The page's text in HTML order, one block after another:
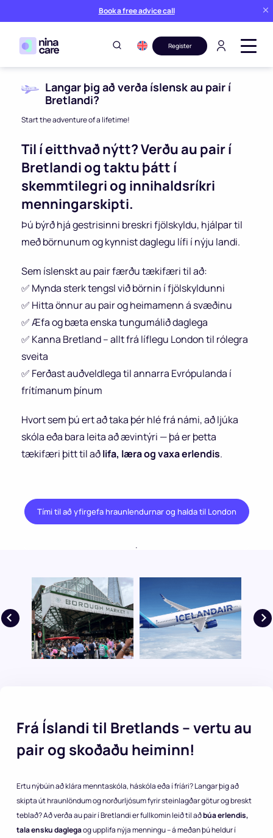
Book a free advice call
Register
Langar þig að verða íslensk au pair í
Bretlandi?
Start the adventure of a lifetime!
Til í eitthvað nýtt? Verðu au pair í
Bretlandi og taktu þátt í
skemmtilegri og innihaldsríkri
menningarskipti.
Þú býrð hjá gestrisinni breskri fjölskyldu, hjálpar til
með börnunum og kynnist daglegu lífi í nýju landi.
Sem íslenskt au pair færðu tækifæri til að:
✅ Mynda sterk tengsl við börnin í fjölskyldunni
✅ Hitta önnur au pair og heimamenn á svæðinu
✅ Æfa og bæta enska tungumálið daglega
✅ Kanna Bretland – allt frá líflegu London til rólegra
sveita
✅ Ferðast auðveldlega til annarra Evrópulanda í
frítímanum þínum
Hvort sem þú ert að taka þér hlé frá námi, að ljúka
skóla eða bara leita að ævintýri — þá er þetta
tækifæri þitt til aðlifa, læra og vaxa erlendis.
Tími til að yfirgefa hraunlendurnar og halda til London
.
Frá Íslandi til Bretlands – vertu au
pair og skoðaðu heiminn!
Ertu nýbúin að klára menntaskóla, háskóla eða í fríári? Langar þig að
skipta út hraunlöndum og norðurljósum fyrir steinlagðar götur og breskt
teblað? Að verða au pair í Bretlandi er fullkomin leið til aðbúa erlendis,
tala ensku daglegaog upplifa nýja menningu – á meðan þú heldur í